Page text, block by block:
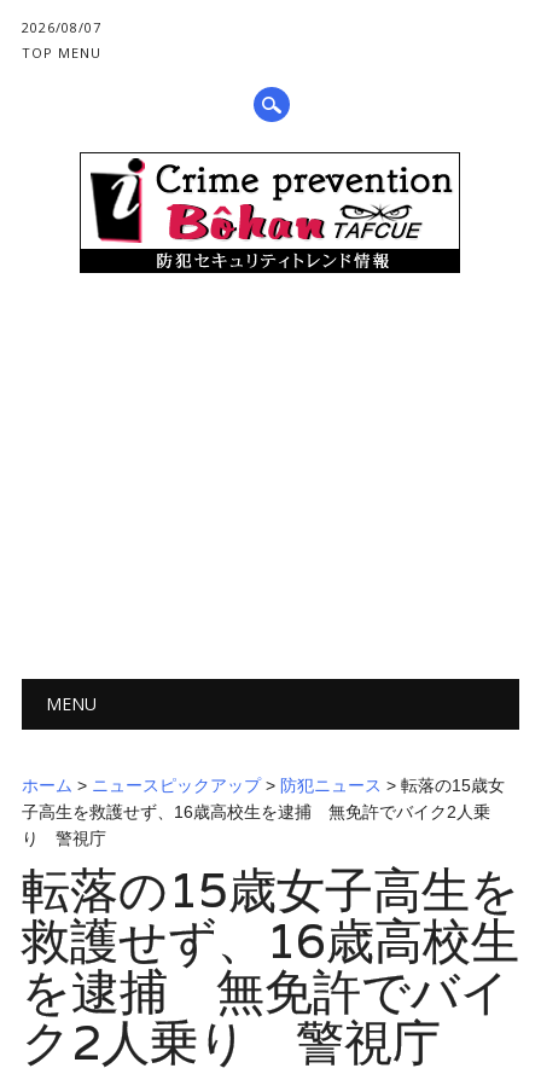
2026/08/07
TOP MENU
メインメニュー
ツ
へ
ス
キ
ッ
プ
MENU
ホーム > ニュースピックアップ> 防犯ニュース > 転落の15歳女
子高生を救護せず、16歳高校生を逮捕 無免許でバイク2人乗
り 警視庁
転落の15歳女子高生を
救護せず、16歳高校生
を逮捕 無免許でバイ
ク2人乗り 警視庁